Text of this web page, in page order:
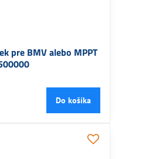
pre BMV alebo MPPT
Do košíka